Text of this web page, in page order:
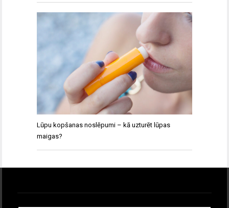
Lūpu kopšanas noslēpumi – kā uzturēt lūpas
maigas?